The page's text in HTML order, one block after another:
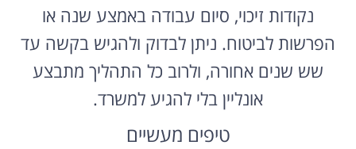
נקודות זיכוי, סיום עבודה באמצע שנה או
הפרשות לביטוח. ניתן לבדוק ולהגיש בקשה עד
שש שנים אחורה, ולרוב כל התהליך מתבצע
אונליין בלי להגיע למשרד.
טיפים מעשיים